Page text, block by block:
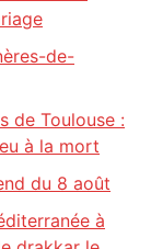
de-
de Toulouse :
à la mort
du 8 août
à